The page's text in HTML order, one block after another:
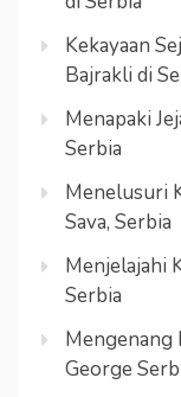
Kekayaan
Bajrakli di
Menapaki
Serbia
Menelusuri
Sava, Serbia
Menjelajahi
Serbia
Mengenang
George